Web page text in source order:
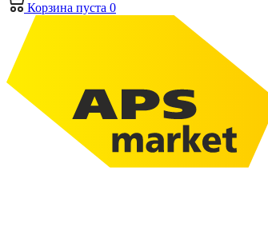
Корзина пуста 0